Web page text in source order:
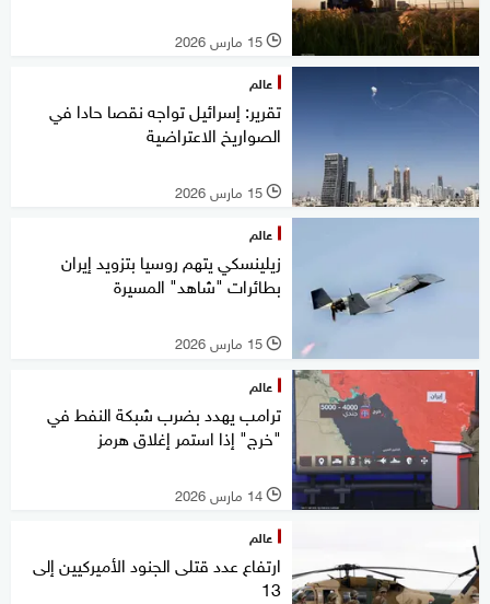
l 15 مارس 2026
عالم
تقرير: إسرائيل تواجه نقصا حادا في
الصواريخ الاعتراضية
l 15 مارس 2026
عالم
زيلينسكي يتهم روسيا بتزويد إيران
بطائرات "شاهد" المسيرة
l 15 مارس 2026
عالم
ترامب يهدد بضرب شبكة النفط في
"خرج" إذا استمر إغلاق هرمز
l 14 مارس 2026
عالم
ارتفاع عدد قتلى الجنود الأميركيين إلى
13